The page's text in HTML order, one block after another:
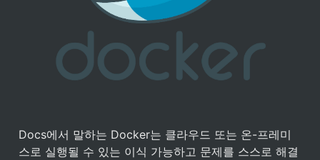
Docs에서 말하는 Docker는 클라우드 또는 온-프레미
스로 실행될 수 있는 이식 가능하고 문제를 스스로 해결